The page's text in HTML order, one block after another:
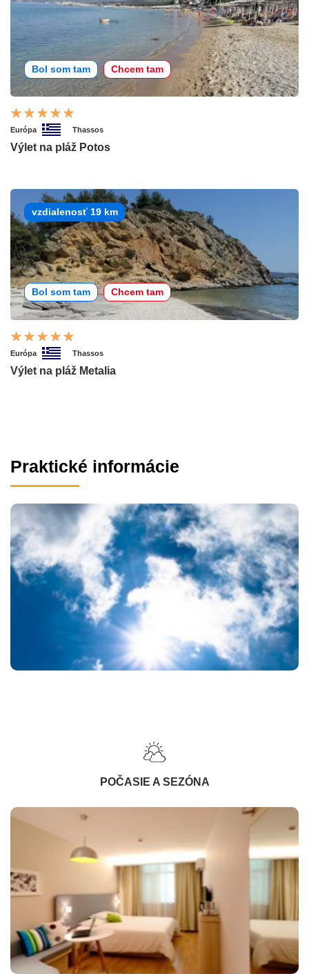
Bol som tam Chcem tam
Európa Thassos
Výlet na pláž Potos
vzdialenosť 19 km
Bol som tam Chcem tam
Európa Thassos
Výlet na pláž Metalia
Praktické informácie
POČASIE A SEZÓNA